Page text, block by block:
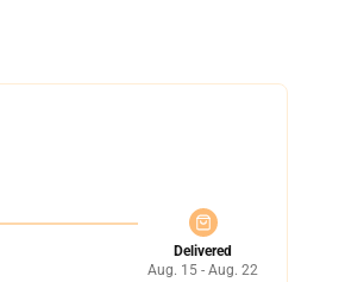
Delivered
Aug. 15 - Aug. 22